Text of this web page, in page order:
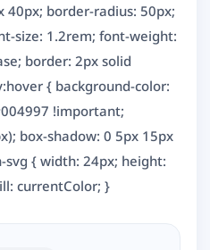
border-radius: 50px;
size: 1.2rem; font-weight:
border: 2px solid
{ background-color:
!important;
box-shadow: 0 5px 15px
svg { width: 24px; height:
currentColor; }